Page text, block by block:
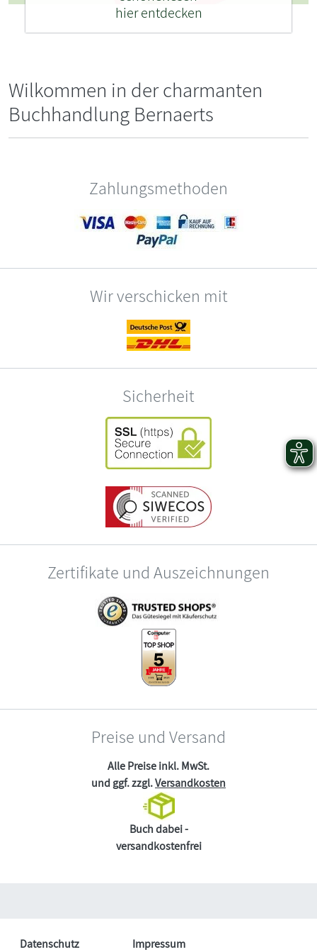
hier entdecken
Wilkommen in der charmanten
Buchhandlung Bernaerts
Zahlungsmethoden
Wir verschicken mit
Sicherheit
Zertifikate und Auszeichnungen
Preise und Versand
Alle Preise inkl. MwSt.
und ggf. zzgl.Versandkosten
Buch dabei -
versandkostenfrei
Datenschutz Impressum